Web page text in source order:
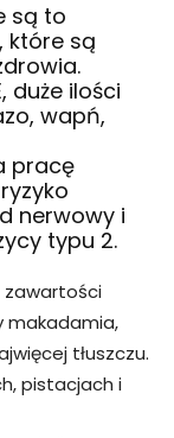
są to
które są
duże ilości
wapń,
pracę
nerwowy i
typu 2.
zawartości
makadamia,
tłuszczu.
pistacjach i